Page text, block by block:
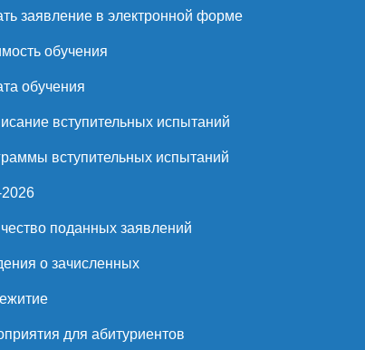
заявление в электронной форме
обучения
обучения
вступительных испытаний
вступительных испытаний
поданных заявлений
о зачисленных
для абитуриентов